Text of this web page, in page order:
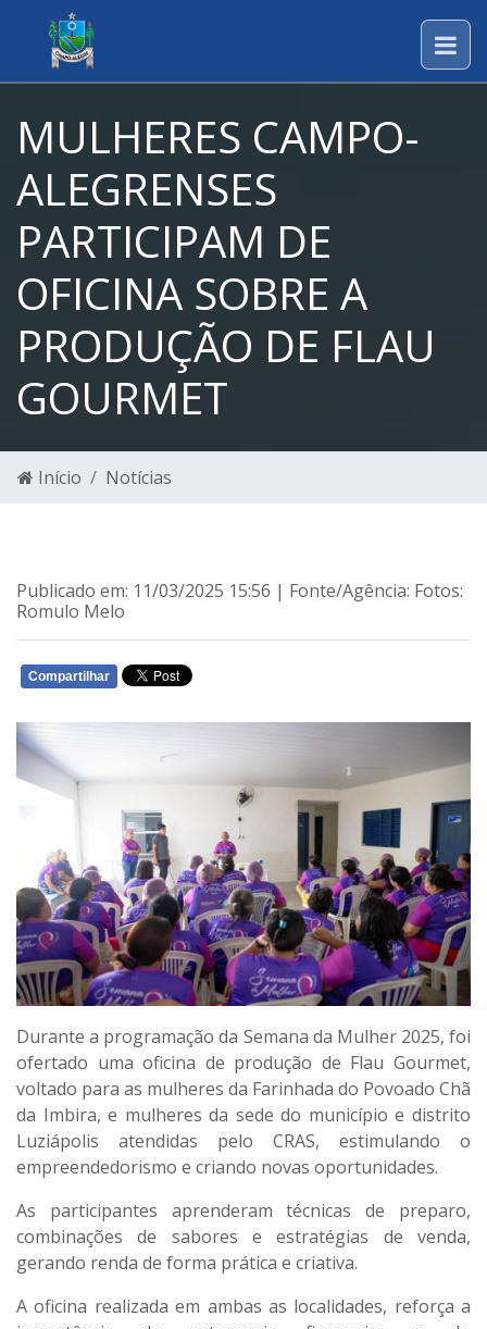
MULHERES CAMPO-
ALEGRENSES
PARTICIPAM DE
OFICINA SOBRE A
PRODUÇÃO DE FLAU
GOURMET
Início Notícias
Publicado em: 11/03/2025 15:56 | Fonte/Agência: Fotos:
Romulo Melo
Compartilhar
Durante a programação da Semana da Mulher 2025, foi
ofertado uma oficina de produção de Flau Gourmet,
voltado para as mulheres da Farinhada do Povoado Chã
da Imbira, e mulheres da sede do município e distrito
Luziápolis atendidas pelo CRAS, estimulando o
empreendedorismo e criando novas oportunidades.
As participantes aprenderam técnicas de preparo,
combinações de sabores e estratégias de venda,
gerando renda de forma prática e criativa.
A oficina realizada em ambas as localidades, reforça a